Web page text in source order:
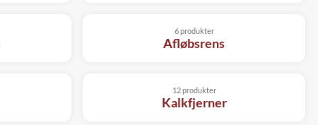
Afløbsrens
6 produkter
Kalkfjerner
12 produkter